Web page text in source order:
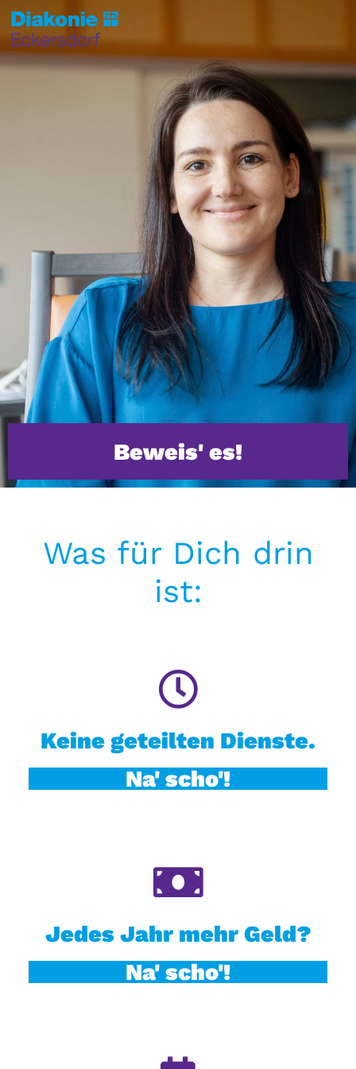
Beweis' es!
Was für Dich drin
ist:
Keine geteilten Dienste.
Na' scho'!
Jedes Jahr mehr Geld?
Na' scho'!